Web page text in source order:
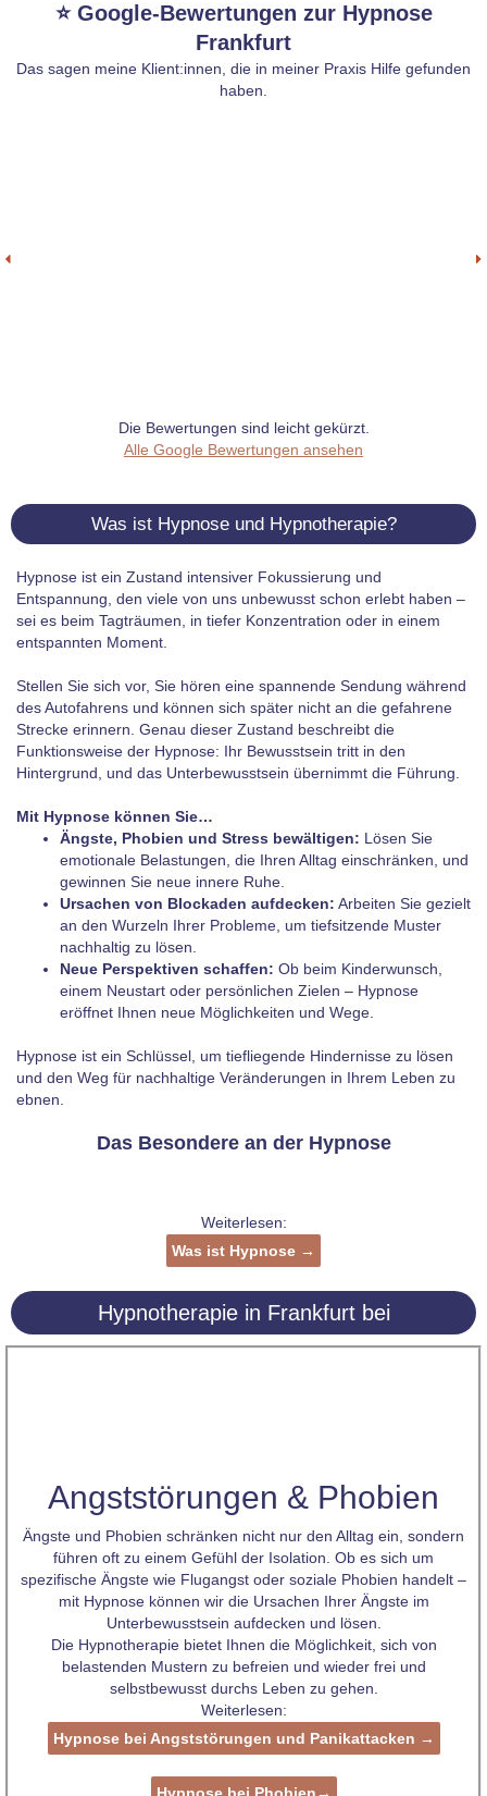
⭐ Google-Bewertungen zur Hypnose
Frankfurt
Das sagen meine Klient:innen, die in meiner Praxis Hilfe gefunden
haben.
Die Bewertungen sind leicht gekürzt.
Alle Google Bewertungen ansehen
Was ist Hypnose und Hypnotherapie?
Hypnose ist ein Zustand intensiver Fokussierung und
Entspannung, den viele von uns unbewusst schon erlebt haben –
sei es beim Tagträumen, in tiefer Konzentration oder in einem
entspannten Moment.
Stellen Sie sich vor, Sie hören eine spannende Sendung während
des Autofahrens und können sich später nicht an die gefahrene
Strecke erinnern. Genau dieser Zustand beschreibt die
Funktionsweise der Hypnose: Ihr Bewusstsein tritt in den
Hintergrund, und das Unterbewusstsein übernimmt die Führung.
Mit Hypnose können Sie…
Ängste, Phobien und Stress bewältigen: Lösen Sie
emotionale Belastungen, die Ihren Alltag einschränken, und
gewinnen Sie neue innere Ruhe.
Ursachen von Blockaden aufdecken: Arbeiten Sie gezielt
an den Wurzeln Ihrer Probleme, um tiefsitzende Muster
nachhaltig zu lösen.
Neue Perspektiven schaffen: Ob beim Kinderwunsch,
einem Neustart oder persönlichen Zielen – Hypnose
eröffnet Ihnen neue Möglichkeiten und Wege.
Hypnose ist ein Schlüssel, um tiefliegende Hindernisse zu lösen
und den Weg für nachhaltige Veränderungen in Ihrem Leben zu
ebnen.
Das Besondere an der Hypnose
Weiterlesen:
Was ist Hypnose →
Hypnotherapie in Frankfurt bei
Angststörungen & Phobien
Ängste und Phobien schränken nicht nur den Alltag ein, sondern
führen oft zu einem Gefühl der Isolation. Ob es sich um
spezifische Ängste wie Flugangst oder soziale Phobien handelt –
mit Hypnose können wir die Ursachen Ihrer Ängste im
Unterbewusstsein aufdecken und lösen.
Die Hypnotherapie bietet Ihnen die Möglichkeit, sich von
belastenden Mustern zu befreien und wieder frei und
selbstbewusst durchs Leben zu gehen.
Weiterlesen:
Hypnose bei Angststörungen und Panikattacken →